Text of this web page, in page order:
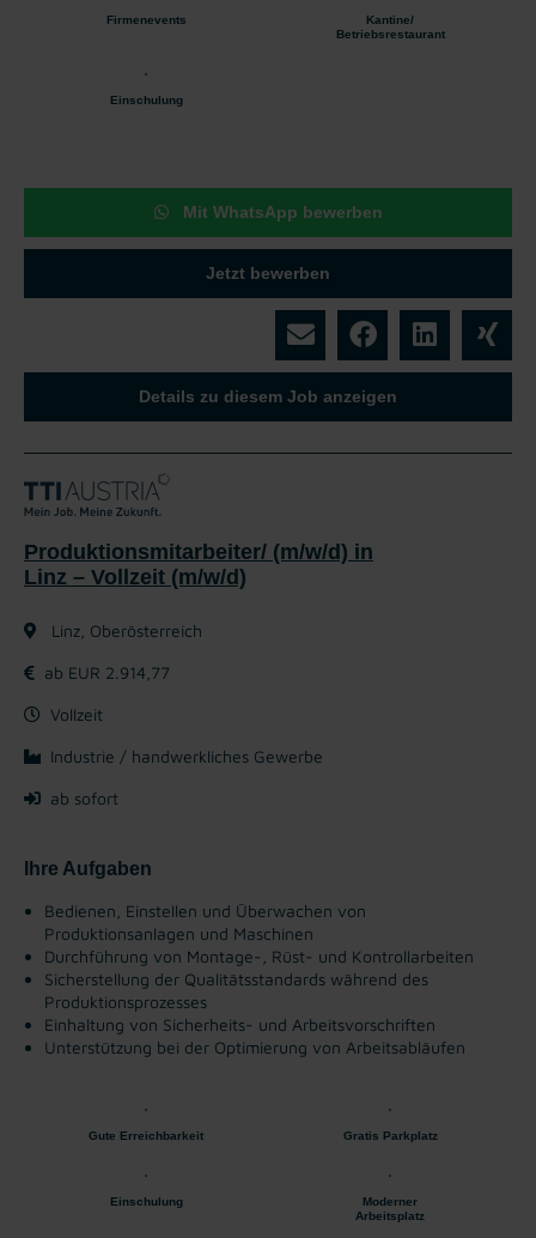
Firmenevents
Kantine/
Betriebsrestaurant
Einschulung
Mit WhatsApp bewerben
Jetzt bewerben
Details zu diesem Job anzeigen
Produktionsmitarbeiter/ (m/w/d) in
Linz – Vollzeit (m/w/d)
Linz, Oberösterreich
ab EUR 2.914,77
Vollzeit
Industrie / handwerkliches Gewerbe
ab sofort
Ihre Aufgaben
Bedienen, Einstellen und Überwachen von
Produktionsanlagen und Maschinen
Durchführung von Montage-, Rüst- und Kontrollarbeiten
Sicherstellung der Qualitätsstandards während des
Produktionsprozesses
Einhaltung von Sicherheits- und Arbeitsvorschriften
Unterstützung bei der Optimierung von Arbeitsabläufen
Gute Erreichbarkeit Gratis Parkplatz
Einschulung
Moderner
Arbeitsplatz